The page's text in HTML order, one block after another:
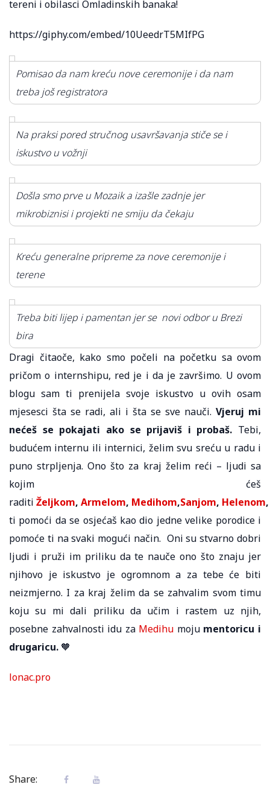
tereni i obilasci Omladinskih banaka!
https://giphy.com/embed/10UeedrT5MIfPG
Pomisao da nam kreću nove ceremonije i da nam
treba još registratora
Na praksi pored stručnog usavršavanja stiče se i
iskustvo u vožnji
Došla smo prve u Mozaik a izašle zadnje jer
mikrobiznisi i projekti ne smiju da čekaju
Kreću generalne pripreme za nove ceremonije i
terene
Treba biti lijep i pamentan jer se novi odbor u Brezi
bira
Dragi čitaoče, kako smo počeli na početku sa ovom
pričom o internshipu, red je i da je završimo. U ovom
blogu sam ti prenijela svoje iskustvo u ovih osam
mjesesci šta se radi, ali i šta se sve nauči. Vjeruj mi
nećeš se pokajati ako se prijaviš i probaš. Tebi,
budućem internu ili internici, želim svu sreću u radu i
puno strpljenja. Ono što za kraj želim reći – ljudi sa
kojim ćeš
raditi Željkom, Armelom, Medihom,Sanjom, Helenom
ti pomoći da se osjećaš kao dio jedne velike porodice i
pomoće ti na svaki mogući način. Oni su stvarno dobri
ljudi i pruži im priliku da te nauče ono što znaju jer
njihovo je iskustvo je ogromnom a za tebe će biti
neizmjerno. I za kraj želim da se zahvalim svom timu
koju su mi dali priliku da učim i rastem uz njih,
posebne zahvalnosti idu za Medihu moju mentoricu i
drugaricu. 🧡
lonac.pro
Share: